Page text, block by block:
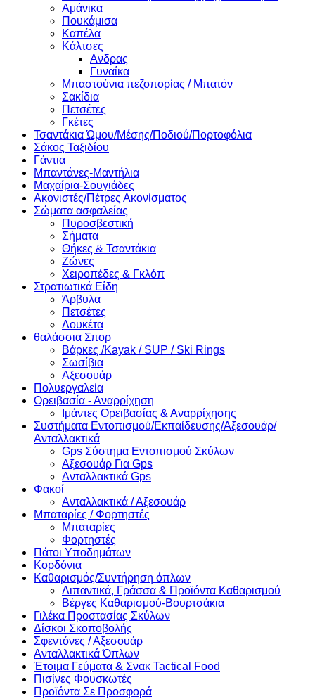
Αμάνικα
Πουκάμισα
Καπέλα
Κάλτσες
Ανδρας
Γυναίκα
Μπαστούνια πεζοπορίας / Μπατόν
Σακίδια
Πετσέτες
Γκέτες
Τσαντάκια Ώμου/Μέσης/Ποδιού/Πορτοφόλια
Σάκος Ταξιδίου
Γάντια
Μπαντάνες-Μαντήλια
Μαχαίρια-Σουγιάδες
Ακονιστές/Πέτρες Ακονίσματος
Σώματα ασφαλείας
Πυροσβεστική
Σήματα
Θήκες & Τσαντάκια
Ζώνες
Χειροπέδες & Γκλόπ
Στρατιωτικά Είδη
Άρβυλα
Πετσέτες
Λουκέτα
θαλάσσια Σπορ
Βάρκες /Kayak / SUP / Ski Rings
Σωσίβια
Αξεσουάρ
Πολυεργαλεία
Ορειβασία - Αναρρίχηση
Ιμάντες Ορειβασίας & Αναρρίχησης
Συστήματα Εντοπισμού/Εκπαίδευσης/Αξεσουάρ/
Ανταλλακτικά
Gps Σύστημα Εντοπισμού Σκύλων
Αξεσουάρ Για Gps
Ανταλλακτικά Gps
Φακοί
Ανταλλακτικά / Αξεσουάρ
Μπαταρίες / Φορτηστές
Μπαταρίες
Φορτηστές
Πάτοι Υποδημάτων
Κορδόνια
Καθαρισμός/Συντήρηση όπλων
Λιπαντικά, Γράσσα & Προϊόντα Καθαρισμού
Βέργες Καθαρισμού-Βουρτσάκια
Γιλέκα Προστασίας Σκύλων
Δίσκοι Σκοποβολής
Σφεντόνες / Αξεσουάρ
Ανταλλακτικά Όπλων
Έτοιμα Γεύματα & Σνακ Tactical Food
Πισίνες Φουσκωτές
Προϊόντα Σε Προσφορά